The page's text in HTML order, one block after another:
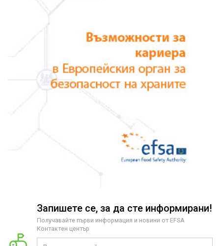
Запишете се, за да сте информирани!
Получавайте първи информация и новини от EFSA
Контактен център